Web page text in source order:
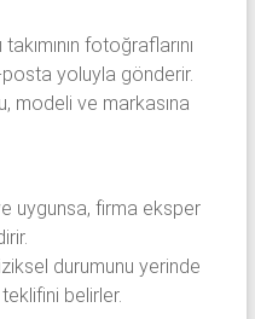
fotoğraflarını
yoluyla gönderir.
modeli ve markasına
uygunsa, firma eksper
durumunu yerinde
belirler.